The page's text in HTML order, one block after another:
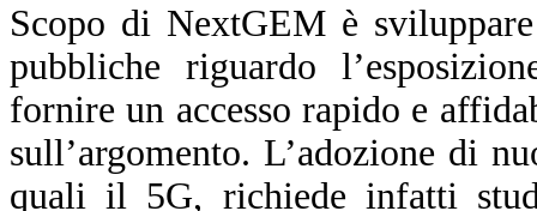
Scopo di NextGEM è
pubbliche riguardo
fornire un accesso rapido e
sull’argomento. L’adozione di
quali il 5G, richiede infatti